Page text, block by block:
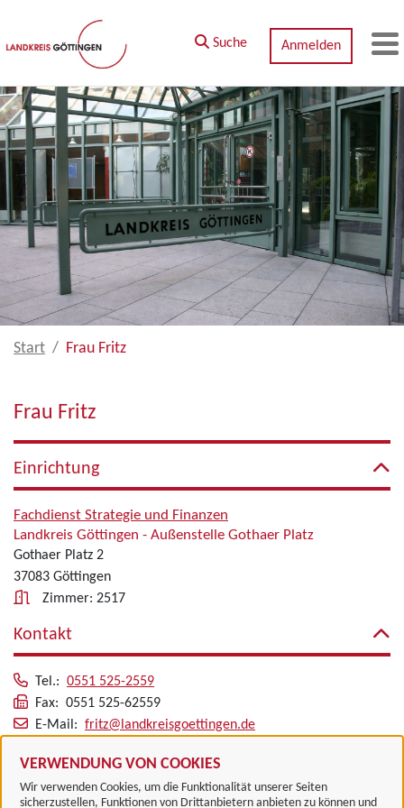
Zum Hauptinhalt springen
VERWENDUNG VON COOKIES
Wir verwenden Cookies, um die Funktionalität unserer Seiten
sicherzustellen, Funktionen von Drittanbietern anbieten zu können und
Suche Anmelden
Start Frau Fritz
Frau Fritz
Einrichtung
Fachdienst Strategie und Finanzen
Landkreis Göttingen - Außenstelle Gothaer Platz
Gothaer Platz 2
37083 Göttingen
Zimmer: 2517
Kontakt
Tel.: 0551 525-2559
Fax: 0551 525-62559
E-Mail: fritz@landkreisgoettingen.de
Alle zugeordneten Einrichtungen